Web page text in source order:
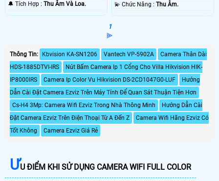
️🔔 Tích Hợp : Thu Âm Và Loa.
️💫 Chức Năng :Thu Âm.
1
⫸
Thông Tin: Kbvision KA-SN1206 Vantech VP-5902A
Camera Thân Dài
HDS-1885DTVI-IRS
Nút Bấm Camera Ip 1 Cổng Cho Villa Hikvision HIK-
IP8000IRS
Camera Ip Color Vu Hikvision DS-2CD1047G0-LUF
Hướng
Dẫn Cài Đặt Camera Ezviz Trên Máy Tính Để Quan Sát Thuận Tiện Hơn
Cs-H4 3Mp: Camera Wifi Ezviz Trong Nhà Thông Minh
Hướng Dẫn Cài
Đặt Camera Ezviz Trên Điện Thoại Từ A Đến Z
Camera Wifi Hãng Ezviz Có
Tốt Không
Camera Ezviz Giá Rẻ
ƯU ĐIỂM KHI SỬ DỤNG CAMERA WIFI FULL COLOR